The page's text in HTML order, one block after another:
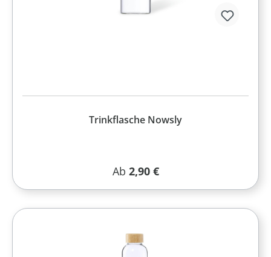
Trinkflasche Nowsly
Regulärer Preis:
Ab 2,90 €